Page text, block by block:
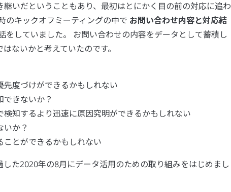
いだということもあり、最初はとにかく目の前の対応に追わ
のキックオフミーティングの中で お問い合わせ内容と対応結
をしていました。 お問い合わせの内容をデータとして蓄積し
ないかと考えていたのです。
度づけができるかもしれない
きないか？
知するより迅速に原因究明ができるかもしれない
いか？
とができるかもしれない
た2020年の8月にデータ活用のための取り組みをはじめまし